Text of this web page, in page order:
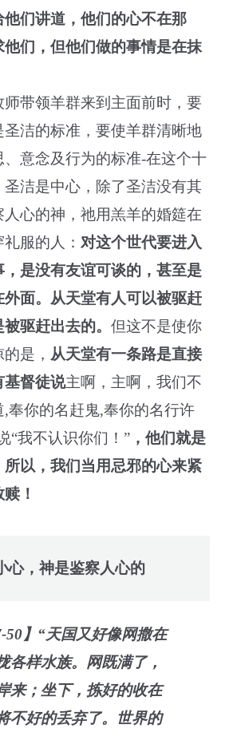
们讲道，他们的心不在那
他们，但他们做的事情是在抹
师带领羊群来到主面前时，要
洁的标准，要使羊群清晰地
意念及行为的标准-在这个十
洁是中心，除了圣洁没有其
心的神，祂用羔羊的婚筵在
服的人： 对这个世代要进入
是没有友谊可谈的，甚至是
外面。从天堂有人可以被驱赶
被驱赶出去的。但这不是使你
是， 从天堂有一条路是直接
基督徒说主啊，主啊，我们不
奉你的名赶鬼,奉你的名行许
“我不认识你们！” ，他们就是
以，我们当用忌邪的心来紧
！
心，神是鉴察人心的
50】“天国又好像网撒在
各样水族。网既满了，
来；坐下，拣好的收在
不好的丢弃了。世界的